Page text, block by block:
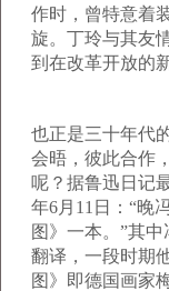
作时，曾特意着
旋。丁玲与其友
到在改革开放的
也正是三十年代
会晤，彼此合作
呢？据鲁迅日记
年6月11日：“晚
图》一本。”其
翻译，一段时期
图》即德国画家